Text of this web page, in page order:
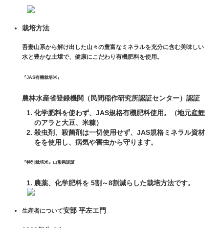
栽培方法
吾妻山系から解け出した山々の豊富なミネラルを充分に含む美味しい
水と豊かな土壌で、健康にこだわり有機肥料を使用。
『JAS有機栽培米』
農林水産省登録機関（民間稲作研究所認証センター）認証
化学肥料を使わず、JAS規格有機肥料使用。（地元産鯉
のアラと大豆、米糠）
殺虫剤、殺菌剤は一切使用せず、JAS規格ミネラル資材
をを使用し、病気や害虫から守ります。
『特別栽培米』山形県認証
農薬、化学肥料を 5割～8割減らした栽培方法です。
生産者について安部 平左エ門